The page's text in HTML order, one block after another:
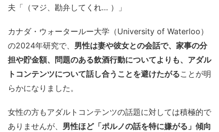
夫「（マジ、勘弁してくれ… ）」
カナダ・ウォータールー大学（University of Waterloo）
の2024年研究で、 男性は妻や彼女との会話で、家事の分
担や貯金額、問題のある飲酒行動についてよりも、アダル
トコンテンツについて話し合うことを避けたがることが明
らかになりました。
女性の方もアダルトコンテンツの話題に対しては積極的で
ありませんが、 男性ほど「ポルノの話を特に嫌がる」傾向